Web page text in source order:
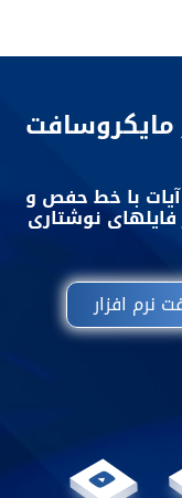
مایکروسافت
با خط حفص و
نوشتاری
نرم افزار